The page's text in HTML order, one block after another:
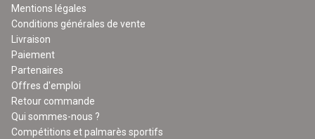
Mentions légales
Conditions générales de vente
Livraison
Paiement
Partenaires
Offres d'emploi
Retour commande
Qui sommes-nous ?
Compétitions et palmarès sportifs